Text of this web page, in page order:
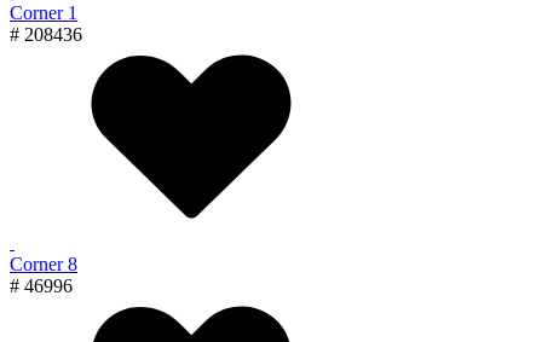
Corner 1
# 208436
Corner 8
# 46996